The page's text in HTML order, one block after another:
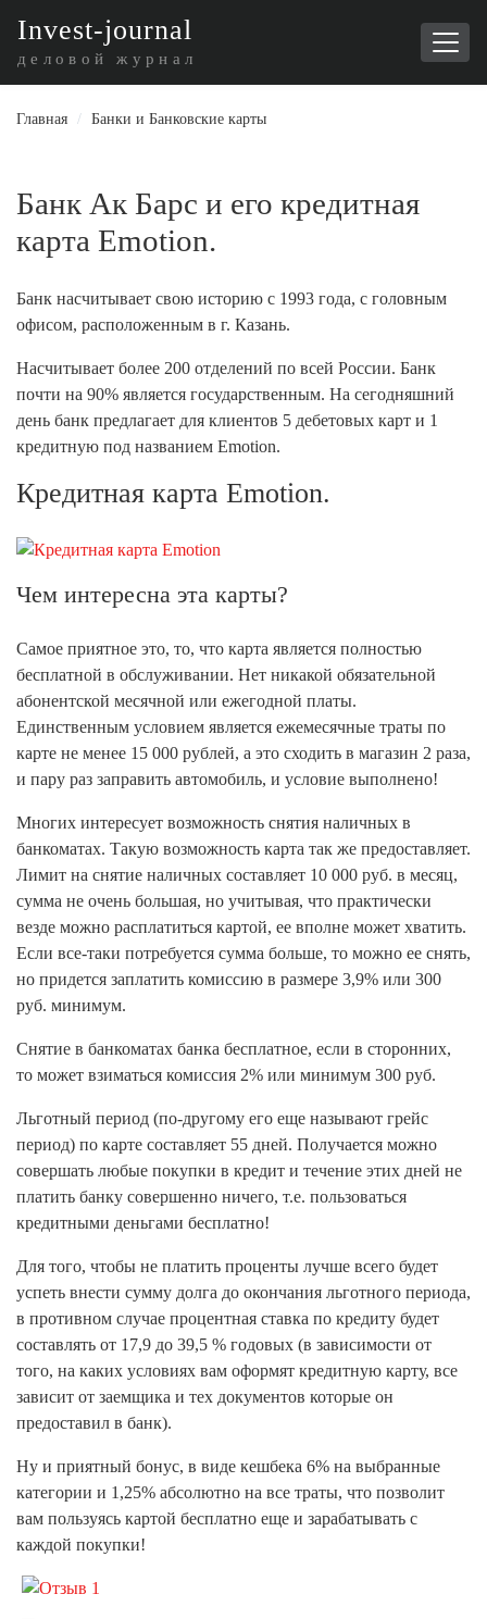
Invest-journal
деловой журнал
Главная / Банки и Банковские карты
Банк Ак Барс и его кредитная
карта Emotion.
Банк насчитывает свою историю с 1993 года, с головным
офисом, расположенным в г. Казань.
Насчитывает более 200 отделений по всей России. Банк
почти на 90% является государственным. На сегодняшний
день банк предлагает для клиентов 5 дебетовых карт и 1
кредитную под названием Emotion.
Кредитная карта Emotion.
Чем интересна эта карты?
Самое приятное это, то, что карта является полностью
бесплатной в обслуживании. Нет никакой обязательной
абонентской месячной или ежегодной платы.
Единственным условием является ежемесячные траты по
карте не менее 15 000 рублей, а это сходить в магазин 2 раза,
и пару раз заправить автомобиль, и условие выполнено!
Многих интересует возможность снятия наличных в
банкоматах. Такую возможность карта так же предоставляет.
Лимит на снятие наличных составляет 10 000 руб. в месяц,
сумма не очень большая, но учитывая, что практически
везде можно расплатиться картой, ее вполне может хватить.
Если все-таки потребуется сумма больше, то можно ее снять,
но придется заплатить комиссию в размере 3,9% или 300
руб. минимум.
Снятие в банкоматах банка бесплатное, если в сторонних,
то может взиматься комиссия 2% или минимум 300 руб.
Льготный период (по-другому его еще называют грейс
период) по карте составляет 55 дней. Получается можно
совершать любые покупки в кредит и течение этих дней не
платить банку совершенно ничего, т.е. пользоваться
кредитными деньгами бесплатно!
Для того, чтобы не платить проценты лучше всего будет
успеть внести сумму долга до окончания льготного периода,
в противном случае процентная ставка по кредиту будет
составлять от 17,9 до 39,5 % годовых (в зависимости от
того, на каких условиях вам оформят кредитную карту, все
зависит от заемщика и тех документов которые он
предоставил в банк).
Ну и приятный бонус, в виде кешбека 6% на выбранные
категории и 1,25% абсолютно на все траты, что позволит
вам пользуясь картой бесплатно еще и зарабатывать с
каждой покупки!